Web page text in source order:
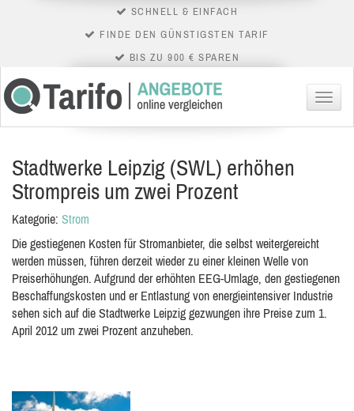
SCHNELL & EINFACH
FINDE DEN GÜNSTIGSTEN TARIF
BIS ZU 900 € SPAREN
Menü
Stadtwerke Leipzig (SWL) erhöhen
Strompreis um zwei Prozent
Kategorie: Strom
Die gestiegenen Kosten für Stromanbieter, die selbst weitergereicht
werden müssen, führen derzeit wieder zu einer kleinen Welle von
Preiserhöhungen. Aufgrund der erhöhten EEG-Umlage, den gestiegenen
Beschaffungskosten und er Entlastung von energieintensiver Industrie
sehen sich auf die Stadtwerke Leipzig gezwungen ihre Preise zum 1.
April 2012 um zwei Prozent anzuheben.